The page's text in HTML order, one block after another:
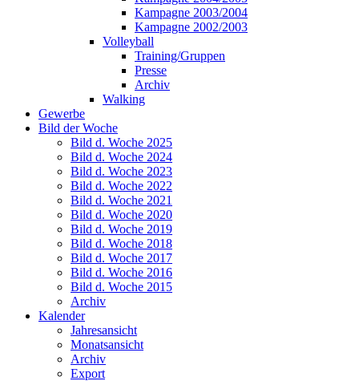
Kampagne 2003/2004
Kampagne 2002/2003
Volleyball
Training/Gruppen
Presse
Archiv
Walking
Gewerbe
Bild der Woche
Bild d. Woche 2025
Bild d. Woche 2024
Bild d. Woche 2023
Bild d. Woche 2022
Bild d. Woche 2021
Bild d. Woche 2020
Bild d. Woche 2019
Bild d. Woche 2018
Bild d. Woche 2017
Bild d. Woche 2016
Bild d. Woche 2015
Archiv
Kalender
Jahresansicht
Monatsansicht
Archiv
Export